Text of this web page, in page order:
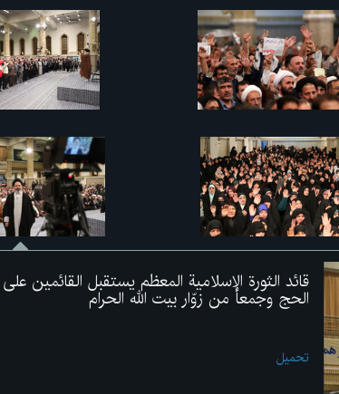
قائد الثورة الإسلامية المعظم يستقبل القائمين
الحج وجمعاً من زوّار بيت الله الحرام
تحميل